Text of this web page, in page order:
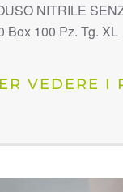
NITRILE
Box 100 Pz. Tg. XL
VEDERE I